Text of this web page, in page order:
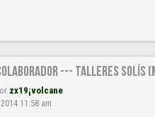
--- TALLERES SOLÍS
zx19¡volcane
11:58 am